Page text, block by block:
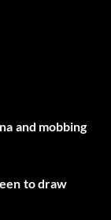
and mobbing
to draw